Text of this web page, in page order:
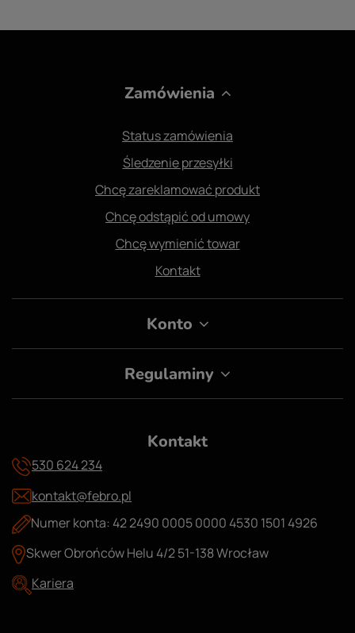
Zamówienia
Status zamówienia
Śledzenie przesyłki
Chcę zareklamować produkt
Chcę odstąpić od umowy
Chcę wymienić towar
Kontakt
Konto
Regulaminy
Kontakt
530 624 234
kontakt@febro.pl
Numer konta: 42 2490 0005 0000 4530 1501 4926
Skwer Obrońców Helu 4/2 51-138 Wrocław
Kariera